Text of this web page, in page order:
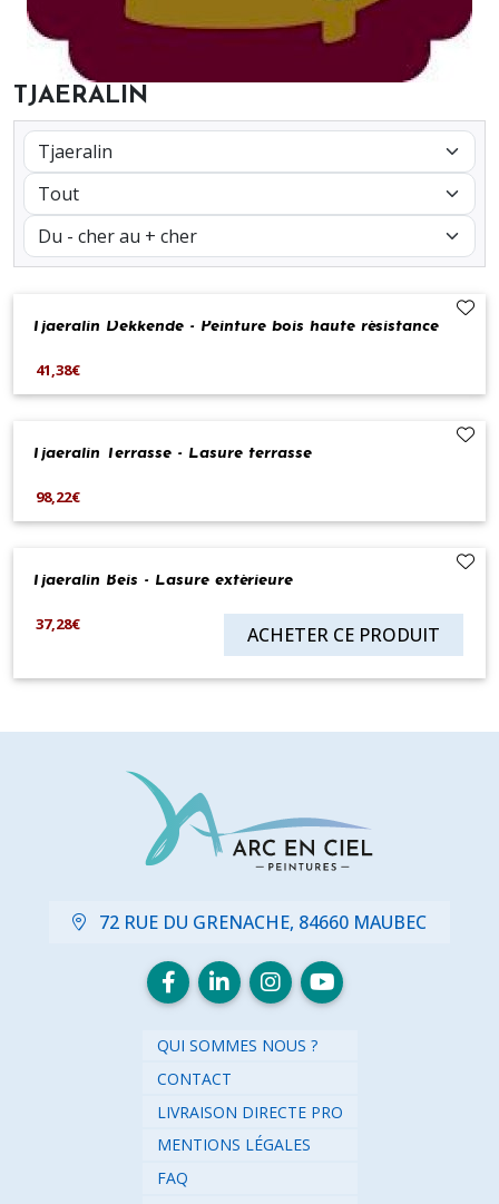
TJAERALIN
Tjaeralin Dekkende - Peinture bois haute résistance
41,38€
Tjaeralin Terrasse - Lasure terrasse
98,22€
Tjaeralin Beis - Lasure extérieure
37,28€ ACHETER CE PRODUIT
72 RUE DU GRENACHE, 84660 MAUBEC
QUI SOMMES NOUS ?
CONTACT
LIVRAISON DIRECTE PRO
MENTIONS LÉGALES
FAQ